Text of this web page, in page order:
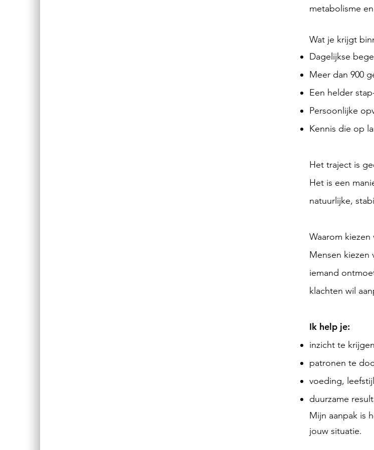
metabolisme
Wat je krijgt
Dagelijkse
Meer dan 900
Een helder
Persoonlijke
Kennis die op
Het traject is
Het is een
natuurlijke,
Waarom
Mensen
iemand
klachten wil
Ik help je:
inzicht te
patronen te
voeding,
duurzame
Mijn aanpak is
jouw situatie.